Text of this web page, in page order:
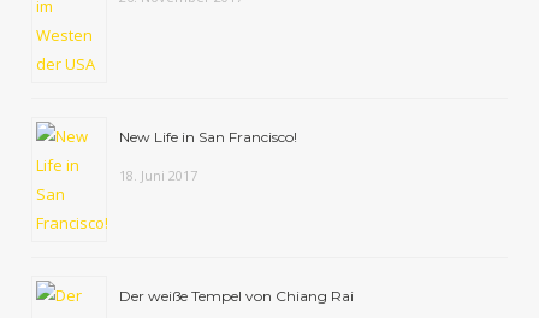
New Life in San Francisco!
18. Juni 2017
Der weiße Tempel von Chiang Rai